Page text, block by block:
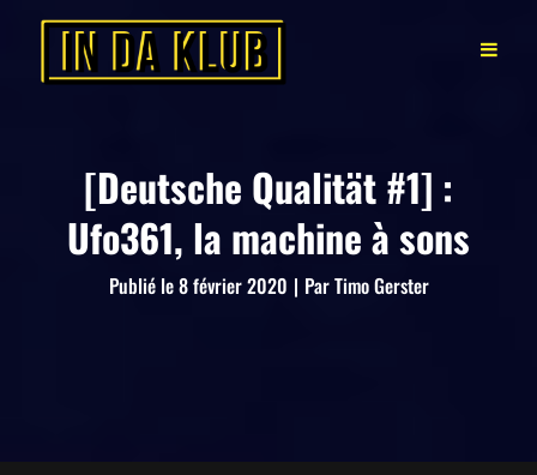
[Deutsche Qualität #1] :
Ufo361, la machine à sons
Publié le8 février 2020 | ParByline
Timo Gerster